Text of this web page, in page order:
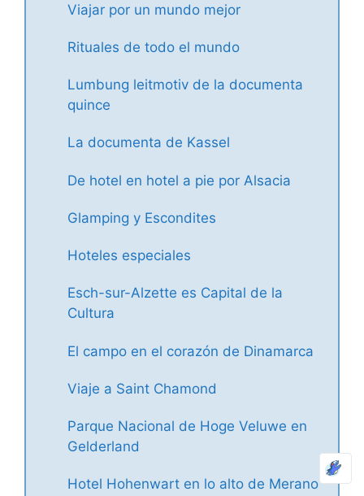
Viajar por un mundo mejor
Rituales de todo el mundo
Lumbung leitmotiv de la documenta
quince
La documenta de Kassel
De hotel en hotel a pie por Alsacia
Glamping y Escondites
Hoteles especiales
Esch-sur-Alzette es Capital de la
Cultura
El campo en el corazón de Dinamarca
Viaje a Saint Chamond
Parque Nacional de Hoge Veluwe en
Gelderland
Hotel Hohenwart en lo alto de Merano